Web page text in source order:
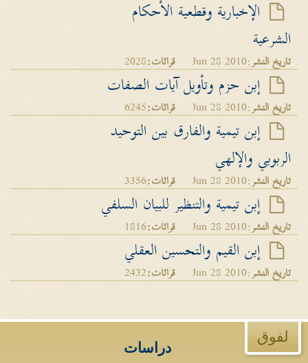
الإخبارية وقطعية الأحكام
الشرعية
تاريخ النشر:Jun 28 2010 قرائات:2028
إبن حزم وتأويل آيات الصفات
تاريخ النشر:Jun 28 2010 قرائات:6245
إبن تيمية والفارق بين التوحيد
الربوبي والإلهي
تاريخ النشر:Jun 28 2010 قرائات:3356
إبن تيمية والتنظير للبيان السلفي
تاريخ النشر:Jun 28 2010 قرائات:1816
إبن القيم والتحسين العقلي
تاريخ النشر:Jun 28 2010 قرائات:2432
لفوق
دراسات